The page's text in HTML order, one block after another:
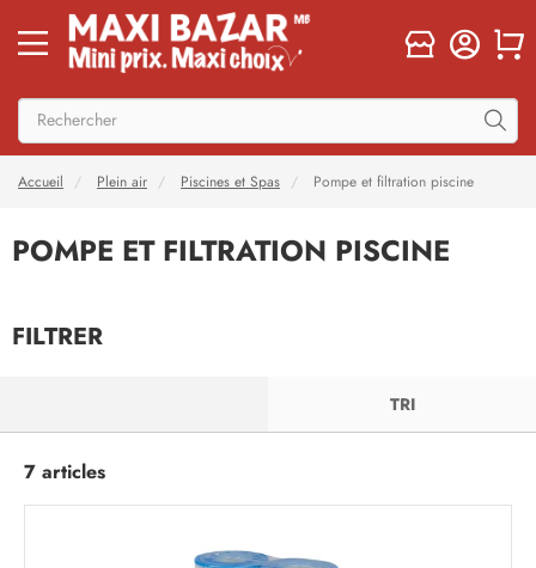
Accueil Plein air Piscines et Spas Pompe et filtration piscine
POMPE ET FILTRATION PISCINE
FILTRER
TRI
7 articles